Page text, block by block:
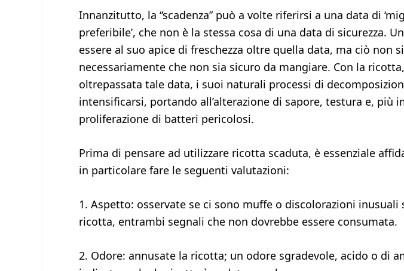
Innanzitutto, la “scadenza” può a volte riferirsi a una data di
preferibile’, che non è la stessa cosa di una data di sicurezza.
essere al suo apice di freschezza oltre quella data, ma ciò non
necessariamente che non sia sicuro da mangiare. Con la
oltrepassata tale data, i suoi naturali processi di
intensificarsi, portando all’alterazione di sapore, testura e, più
proliferazione di batteri pericolosi.
Prima di pensare ad utilizzare ricotta scaduta, è essenziale
in particolare fare le seguenti valutazioni:
1. Aspetto: osservate se ci sono muffe o discolorazioni inusuali
ricotta, entrambi segnali che non dovrebbe essere consumata.
2. Odore: annusate la ricotta; un odore sgradevole, acido o di